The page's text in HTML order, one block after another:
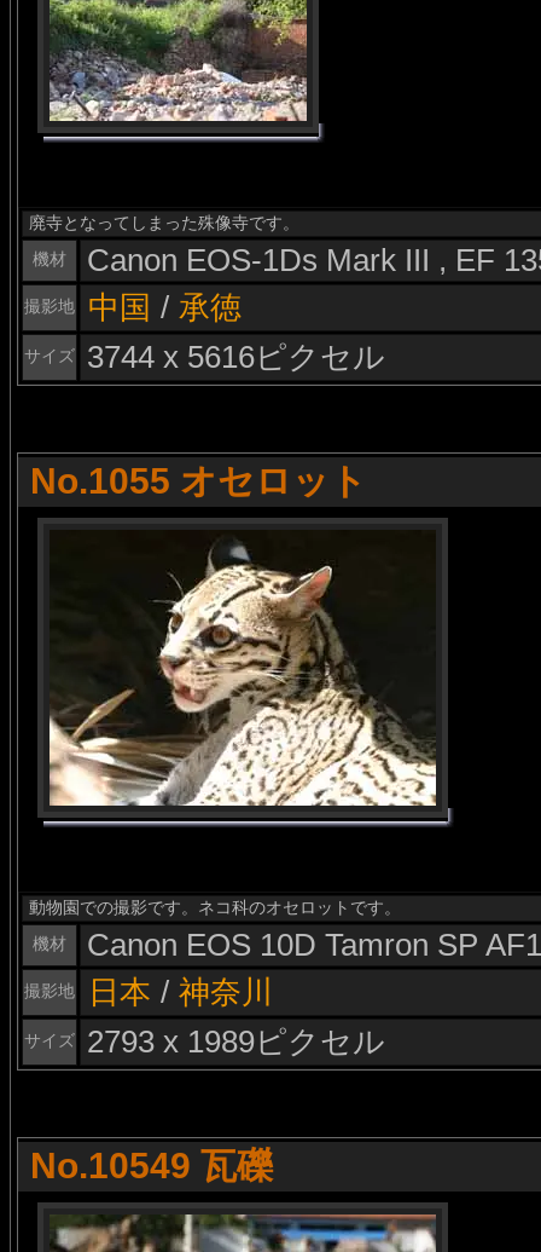
廃寺となってしまった殊像寺です。
機材
Canon EOS-1Ds Mark III , EF
撮影地 中国 / 承徳
サイズ 3744 x 5616ピクセル
No.1055 オセロット
動物園での撮影です。ネコ科のオセロットです。
機材
Canon EOS 10D Tamron SP
撮影地 日本 / 神奈川
サイズ 2793 x 1989ピクセル
No.10549 瓦礫